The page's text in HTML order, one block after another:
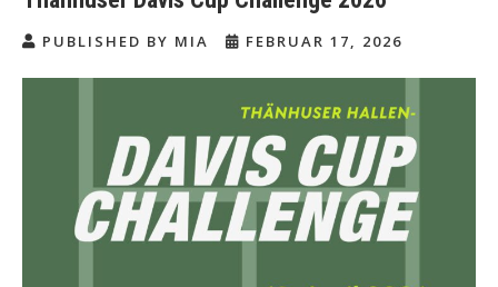
PUBLISHED BY MIA FEBRUAR 17, 2026